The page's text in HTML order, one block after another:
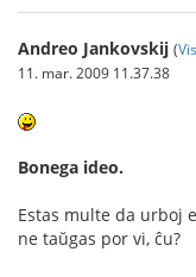
Andreo Jankovskij (
11. mar. 2009 11.37.38
Bonega ideo.
Estas multe da urboj
ne taŭgas por vi, ĉu?